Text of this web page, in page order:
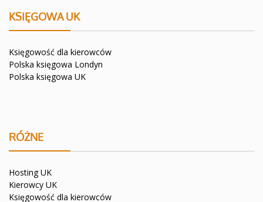
KSIĘGOWA UK
Księgowość dla kierowców
Polska księgowa Londyn
Polska księgowa UK
RÓŻNE
Hosting UK
Kierowcy UK
Księgowość dla kierowców